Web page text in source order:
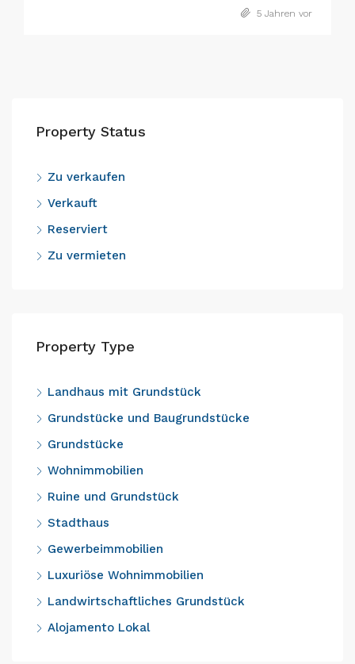
5 Jahren vor
Property Status
Zu verkaufen
Verkauft
Reserviert
Zu vermieten
Property Type
Landhaus mit Grundstück
Grundstücke und Baugrundstücke
Grundstücke
Wohnimmobilien
Ruine und Grundstück
Stadthaus
Gewerbeimmobilien
Luxuriöse Wohnimmobilien
Landwirtschaftliches Grundstück
Alojamento Lokal